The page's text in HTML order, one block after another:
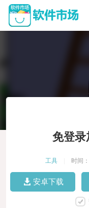
免登录
工具 时间
安卓下载